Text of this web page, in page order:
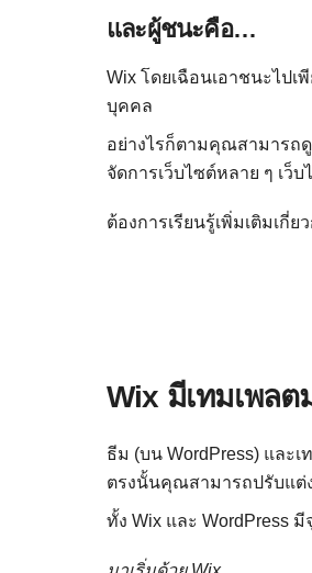
และผู้ชนะคือ…
Wix โดยเฉือนเอาชนะไป
บุคคล
อย่างไรก็ตามคุณสามารถ
จัดการเว็บไซต์หลาย ๆ เว็
ต้องการเรียนรู้เพิ่มเติมเกี่ย
Wix มีเทมเพลต
ธีม (บน WordPress) และ
ตรงนั้นคุณสามารถปรับแต่
ทั้ง Wix และ WordPress